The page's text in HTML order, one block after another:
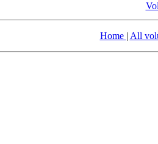
Home | All